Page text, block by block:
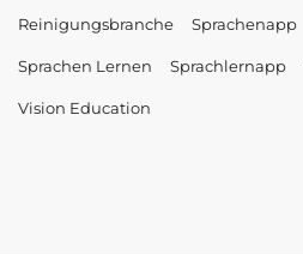
Reinigungsbranche Sprachenapp
Sprachen Lernen Sprachlernapp
Vision Education